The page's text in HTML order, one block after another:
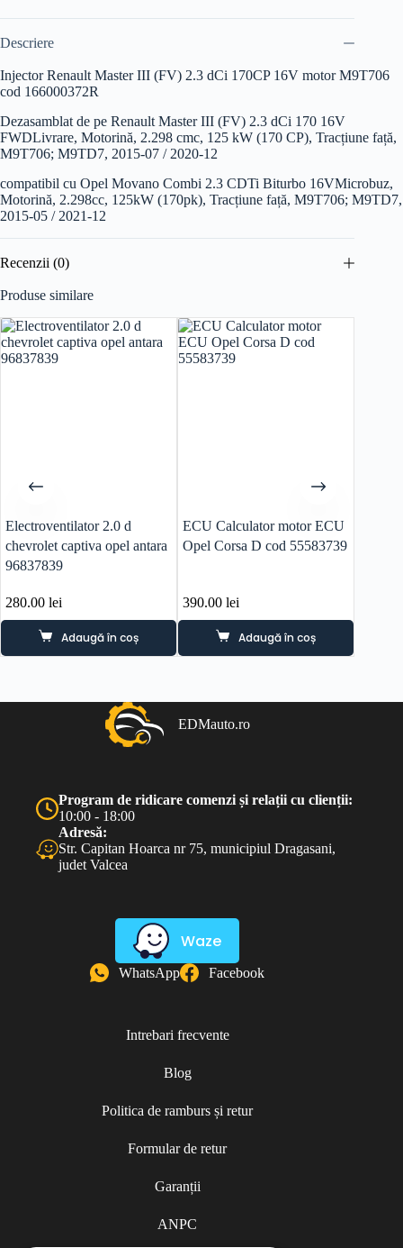
Descriere
Injector Renault Master III (FV) 2.3 dCi 170CP 16V motor M9T706
cod 166000372R
Dezasamblat de pe Renault Master III (FV) 2.3 dCi 170 16V
FWDLivrare, Motorină, 2.298 cmc, 125 kW (170 CP), Tracțiune față,
M9T706; M9TD7, 2015-07 / 2020-12
compatibil cu Opel Movano Combi 2.3 CDTi Biturbo 16VMicrobuz,
Motorină, 2.298cc, 125kW (170pk), Tracțiune față, M9T706; M9TD7,
2015-05 / 2021-12
Recenzii (0)
Produse similare
Electroventilator 2.0 d
chevrolet captiva opel antara
96837839
280.00 lei
Adaugă în coș
ECU Calculator motor ECU
Opel Corsa D cod 55583739
390.00lei
Adaugă în coș
EDMauto.ro
Program de ridicare comenzi și relații cu clienții:
10:00 - 18:00
Adresă:
Str. Capitan Hoarca nr 75, municipiul Dragasani,
judet Valcea
Waze
WhatsApp Facebook
Intrebari frecvente
Blog
Politica de ramburs și retur
Formular de retur
Garanții
ANPC